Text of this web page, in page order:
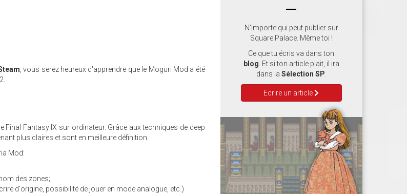
, vous serez heureux d'apprendre que le Moguri Mod a été
Fantasy IX sur ordinateur. Grâce aux techniques de deep
plus claires et sont en meilleure définition.
Mod:
des zones;
d'origine, possibilité de jouer en mode analogue, etc.)
N'importe qui peut publier sur
Square Palace. Même toi !
Ce que tu écris va dans ton
blog . Et si ton article plait, il ira
dans la Sélection SP
Ecrire un article